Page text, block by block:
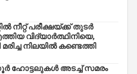
നീറ്റ് പരീക്ഷയ്ക്ക് തുടർ
വിദ്യാർത്ഥിനിയെ,
നിലയിൽ കണ്ടെത്തി
ഹോട്ടലുകൾ അടച്ച് സമരം